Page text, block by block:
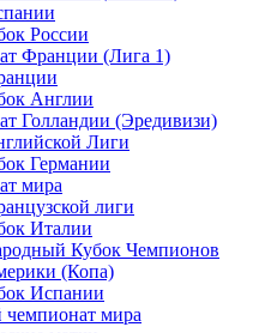
России
Франции (Лига 1)
Англии
Голландии (Эредивизи)
Лиги
Германии
мира
лиги
Италии
Кубок Чемпионов
(Копа)
Испании
мира